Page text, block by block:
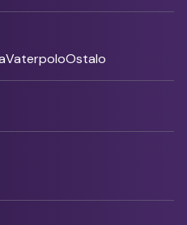
VaterpoloOstalo